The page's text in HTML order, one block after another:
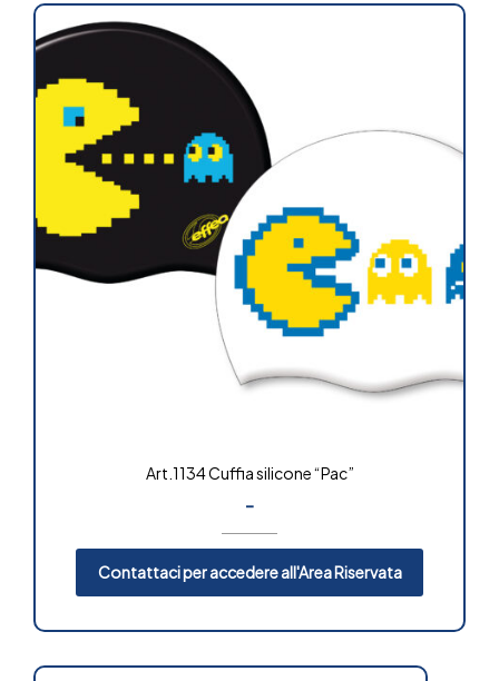
Art.1134 Cuffia silicone “Pac”
-
Contattaci per accedere all'Area Riservata